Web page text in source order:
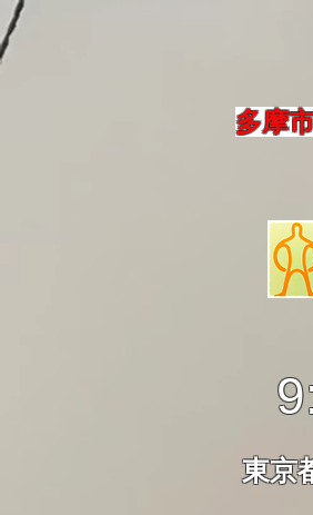
多摩
東京